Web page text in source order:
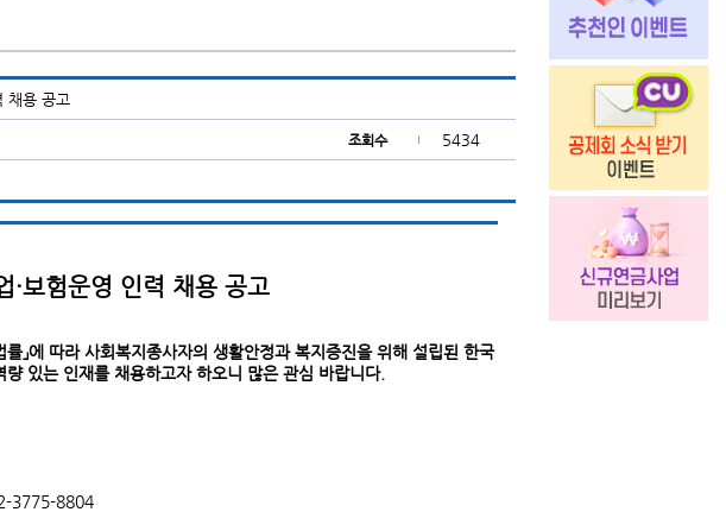
채용 공고
조회수 5434
·보험운영 인력 채용 공고
」에 따라 사회복지종사자의 생활안정과 복지증진을 위해 설립된 한국
있는 인재를 채용하고자 하오니 많은 관심 바랍니다.
3775-8804